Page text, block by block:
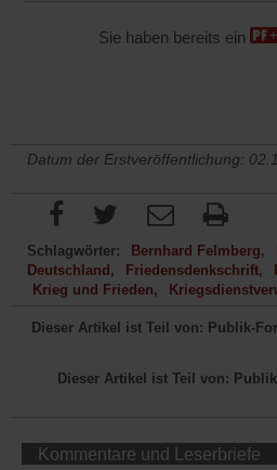
Sie haben bereits ein
Datum der Erstveröffentlichung:
Schlagwörter: Bernhard Felmberg
Deutschland
Friedensdenkschrift
Krieg und Frieden
Dieser Artikel ist Teil von: Publik-
Dieser Artikel ist Teil von:
Kommentare und Leserbriefe